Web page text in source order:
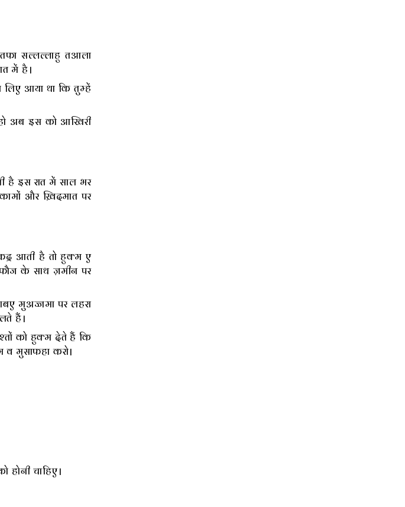
सल्लल्लाहु तआला
में है।
आया था कि तुम्हें
अब इस को आखिरी
है इस रात में साल भर
और ख़िदमात पर
आती है तो हुक्म ए
के साथ ज़मीन पर
मुअज्जमा पर लहरा
हैं।
को हुक्म देते हैं कि
मुसाफहा करो।
चाहिए।